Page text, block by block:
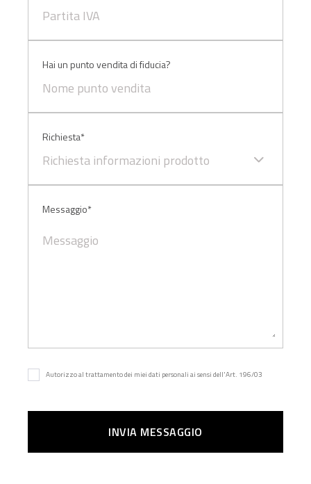
Hai un punto vendita di fiducia?
Richiesta*
Richiesta informazioni prodotto
Messaggio*
Autorizzo al trattamento dei miei dati personali ai sensi dell'Art. 196/03